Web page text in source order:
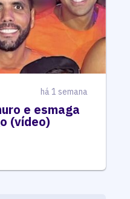
há 1 semana
e esmaga
(vídeo)